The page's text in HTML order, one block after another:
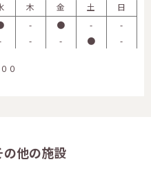
木 金 土
日
- ● -
-
- - ● -
０
の他の施設